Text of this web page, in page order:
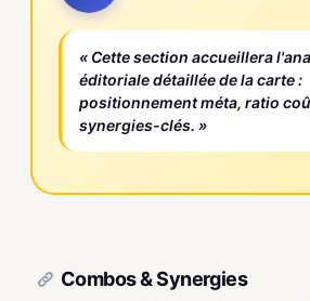
« Cette section accueillera
éditoriale détaillée de la carte :
positionnement méta, ratio
synergies-clés. »
Combos & Synergies